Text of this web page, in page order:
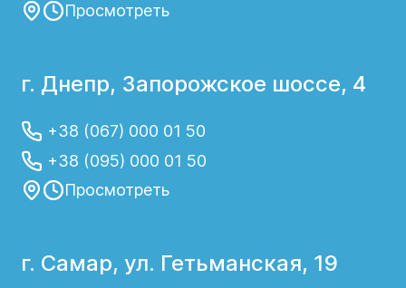
Просмотреть
г. Днепр, Запорожское шоссе, 4
+38 (067) 000 01 50
+38 (095) 000 01 50
Просмотреть
г. Самар, ул. Гетьманская, 19